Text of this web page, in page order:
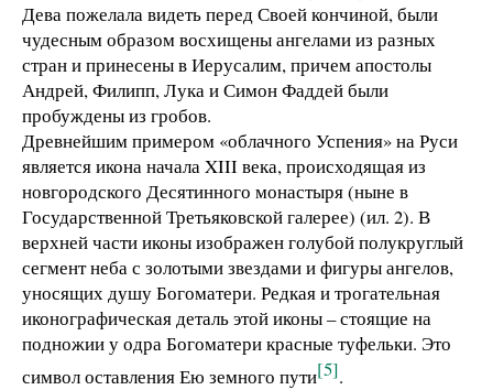
Дева пожелала видеть перед Своей кончиной, были
чудесным образом восхищены ангелами из разных
стран и принесены в Иерусалим, причем апостолы
Андрей, Филипп, Лука и Симон Фаддей были
пробуждены из гробов.
Древнейшим примером «облачного Успения» на Руси
является икона начала XIII века, происходящая из
новгородского Десятинного монастыря (ныне в
Государственной Третьяковской галерее) (ил. 2). В
верхней части иконы изображен голубой полукруглый
сегмент неба с золотыми звездами и фигуры ангелов,
уносящих душу Богоматери. Редкая и трогательная
иконографическая деталь этой иконы – стоящие на
подножии у одра Богоматери красные туфельки. Это
символ оставления Ею земного пути[5].